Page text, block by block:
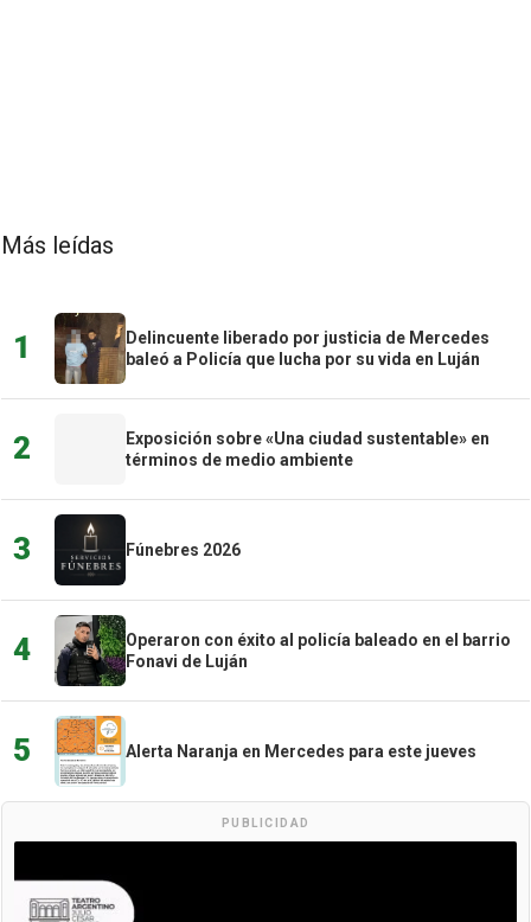
Más leídas
1
Delincuente liberado por justicia de Mercedes
baleó a Policía que lucha por su vida en Luján
2
Exposición sobre «Una ciudad sustentable» en
términos de medio ambiente
3 Fúnebres 2026
4
Operaron con éxito al policía baleado en el barrio
Fonavi de Luján
5 Alerta Naranja en Mercedes para este jueves
PUBLICIDAD